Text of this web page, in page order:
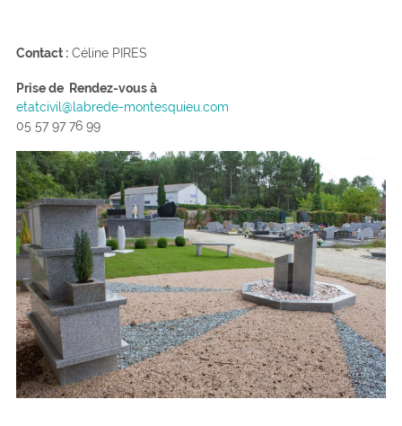
Contact :Céline PIRES
Prise de Rendez-vous à
etatcivil@labrede-montesquieu.com
05 57 97 76 99